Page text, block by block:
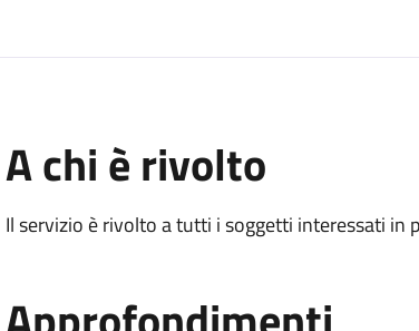
A chi è rivolto
Il servizio è rivolto a tutti i soggetti interessati in